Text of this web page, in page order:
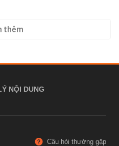
thêm
NỘI DUNG
Câu hỏi thường gặp